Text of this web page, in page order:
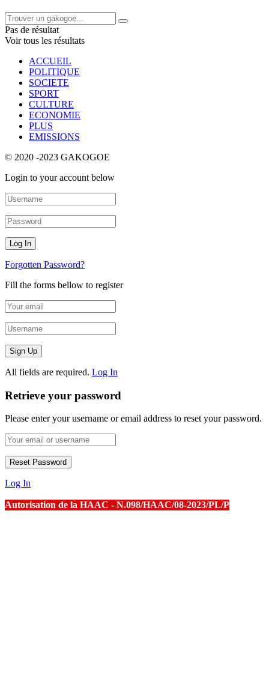
Pas de résultat
Voir tous les résultats
ACCUEIL
POLITIQUE
SOCIETE
SPORT
CULTURE
ECONOMIE
PLUS
EMISSIONS
© 2020 -2023 GAKOGOE
Login to your account below
Forgotten Password?
Fill the forms bellow to register
All fields are required. Log In
Retrieve your password
Please enter your username or email address to reset your password.
Log In
Autorisation de la HAAC - N.098/HAAC/08-2023/PL/P